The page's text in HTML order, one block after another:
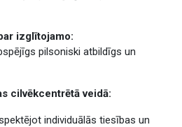
izglītojamo:
pilsoniski atbildīgs un
cilvēkcentrētā veidā:
individuālās tiesības un